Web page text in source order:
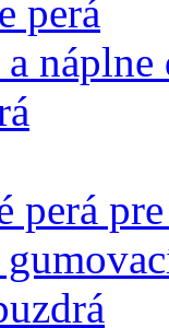
perá
náplne
perá